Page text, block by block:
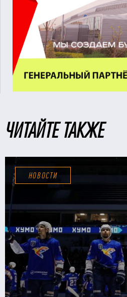
ЧИТАЙТЕ ТАКЖЕ
НОВОСТИ